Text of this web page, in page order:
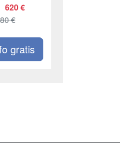
620 €
€
gratis